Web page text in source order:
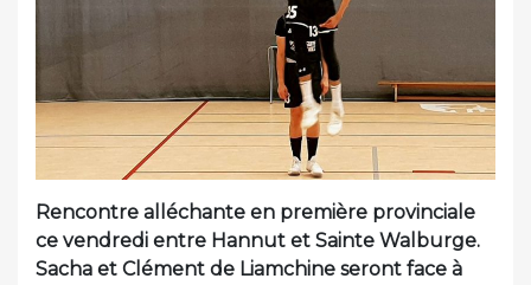
Rencontre alléchante en première provinciale
ce vendredi entre Hannut et Sainte Walburge.
Sacha et Clément de Liamchine seront face à